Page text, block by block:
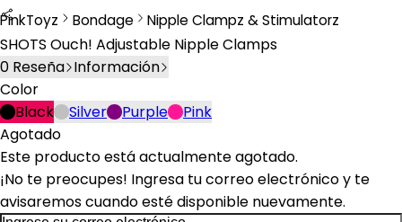
PinkToyz Bondage
Bondage
Nipple Clampz & Stimulatorz
Nipple Clamps & Stimulators
SHOTS Ouch! Adjustable Nipple Clamps
0 Reseña Información
Color
Black
Silver Purple
Pink
Agotado
Este producto está actualmente agotado.
¡No te preocupes! Ingresa tu correo electrónico y te
avisaremos cuando esté disponible nuevamente.